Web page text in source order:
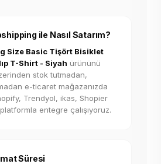
ile Nasıl Satarım?
Size Basic Tişört Bisiklet
T-Shirt - Siyah ürününü
stok tutmadan,
e-ticaret mağazanızda
Trendyol, ikas, Shopier
entegre çalışıyoruz.
Süresi